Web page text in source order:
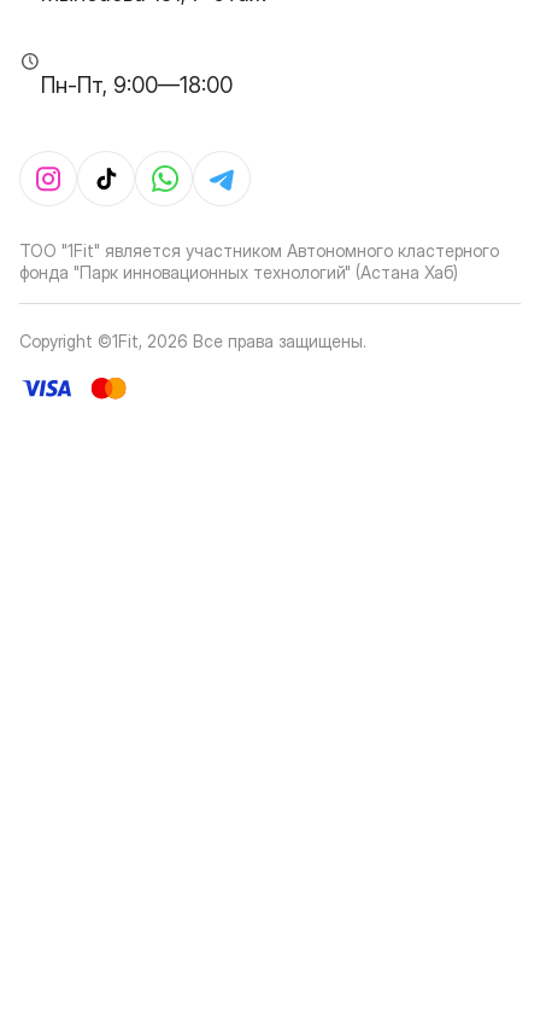
Пн-Пт, 9:00—18:00
ТОО "1Fit" является участником Автономного кластерного
фонда "Парк инновационных технологий" (Астана Хаб)
Copyright ©1Fit, 2026 Все права защищены.